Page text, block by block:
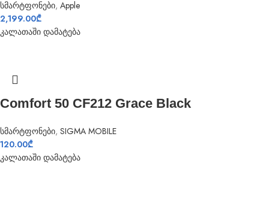
სმარტფონები, Apple
2,199.00₾
კალათაში დამატება
Comfort 50 CF212 Grace Black
სმარტფონები, SIGMA MOBILE
120.00₾
კალათაში დამატება